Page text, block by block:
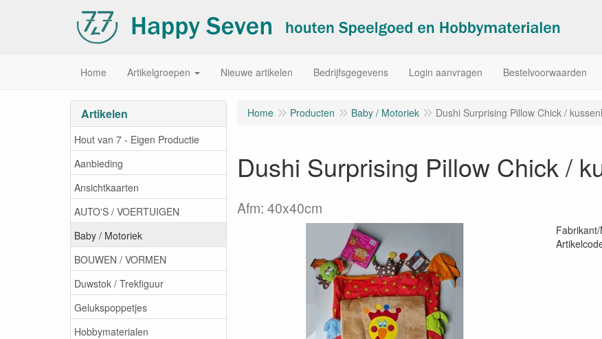
Home Artikelgroepen Nieuwe artikelen Bedrijfsgegevens Login aanvragen Bestelvoorwaarden
Artikelen
Hout van 7 - Eigen Productie
Aanbieding
Ansichtkaarten
AUTO'S / VOERTUIGEN
Baby / Motoriek
BOUWEN / VORMEN
Duwstok / Trekfiguur
Gelukspoppetjes
Hobbymaterialen
Home Producten Baby / Motoriek Dushi Surprising Pillow Chick /
Dushi Surprising Pillow Chick /
Afm: 40x40cm